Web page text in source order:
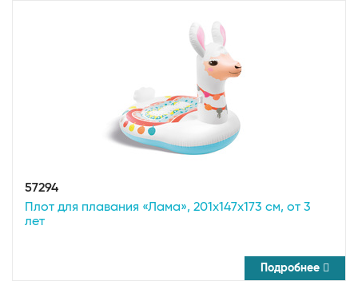
57294
Плот для плавания «Лама», 201х147х173 см, от 3
лет
Подробнее